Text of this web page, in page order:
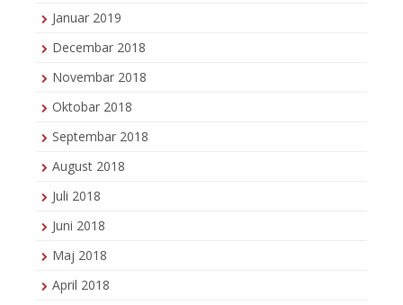
Januar 2019
Decembar 2018
Novembar 2018
Oktobar 2018
Septembar 2018
August 2018
Juli 2018
Juni 2018
Maj 2018
April 2018